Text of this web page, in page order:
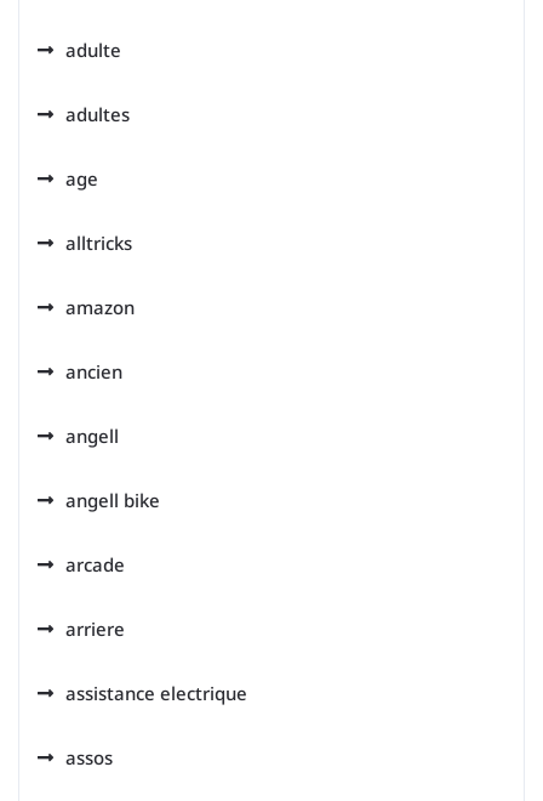
adulte
adultes
age
alltricks
amazon
ancien
angell
angell bike
arcade
arriere
assistance electrique
assos